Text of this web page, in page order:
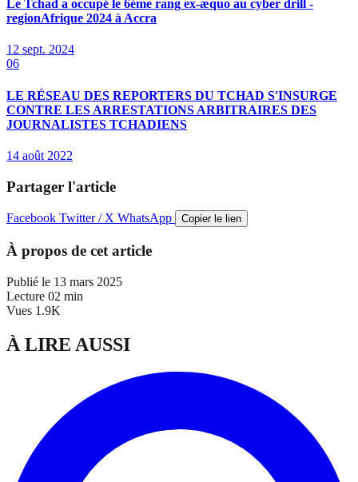
Le Tchad a occupé le 6éme rang ex-æquo au cyber drill -
regionAfrique 2024 à Accra
12 sept. 2024
06
LE RÉSEAU DES REPORTERS DU TCHAD S'INSURGE
CONTRE LES ARRESTATIONS ARBITRAIRES DES
JOURNALISTES TCHADIENS
14 août 2022
Partager l'article
Facebook Twitter / X WhatsApp Copier le lien
À propos de cet article
Publié le 13 mars 2025
Lecture 02 min
Vues 1.9K
À LIRE AUSSI